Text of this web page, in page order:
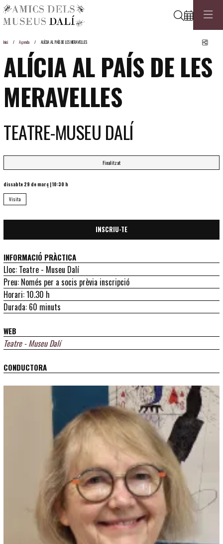
Cerca
Inici Agenda ALÍCIA AL PAÍS DE LES MERAVELLES
ALÍCIA AL PAÍS DE LES
MERAVELLES
TEATRE-MUSEU DALÍ
Finalitzat
dissabte 29 de març |10:30 h
Visita
INSCRIU-TE
INFORMACIÓ PRÀCTICA
Lloc: Teatre - Museu Dalí
Preu: Només per a socis prèvia inscripció
Horari: 10.30 h
Durada: 60 minuts
WEB
Teatre - Museu Dalí
CONDUCTORA